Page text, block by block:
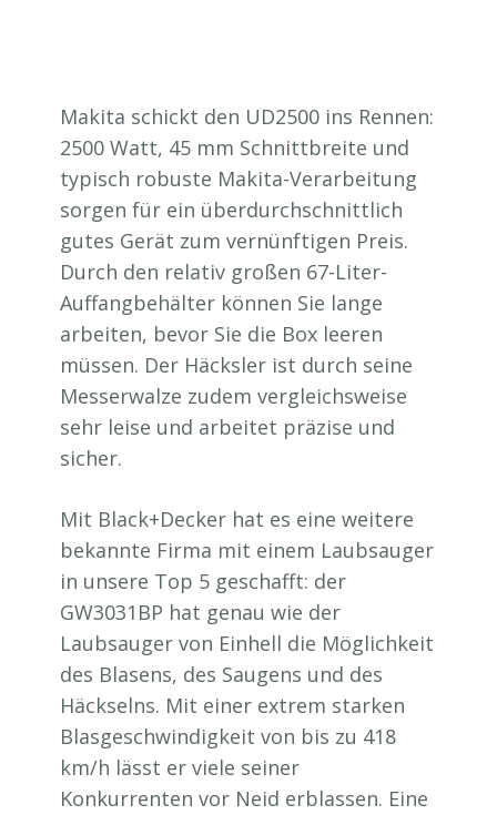
Makita schickt den UD2500 ins Rennen:
2500 Watt, 45 mm Schnittbreite und
typisch robuste Makita-Verarbeitung
sorgen für ein überdurchschnittlich
gutes Gerät zum vernünftigen Preis.
Durch den relativ großen 67-Liter-
Auffangbehälter können Sie lange
arbeiten, bevor Sie die Box leeren
müssen. Der Häcksler ist durch seine
Messerwalze zudem vergleichsweise
sehr leise und arbeitet präzise und
sicher.
Mit Black+Decker hat es eine weitere
bekannte Firma mit einem Laubsauger
in unsere Top 5 geschafft: der
GW3031BP hat genau wie der
Laubsauger von Einhell die Möglichkeit
des Blasens, des Saugens und des
Häckselns. Mit einer extrem starken
Blasgeschwindigkeit von bis zu 418
km/h lässt er viele seiner
Konkurrenten vor Neid erblassen. Eine